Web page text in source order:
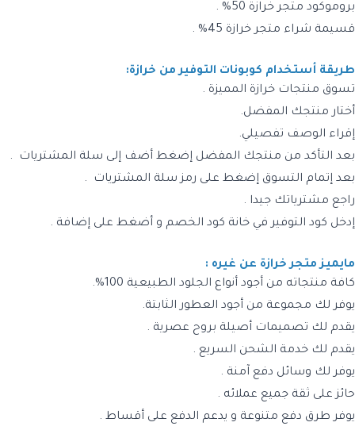
بروموكود متجر خرازة 50% .
قسيمة شراء متجر خرازة 45% .
طريقة أستخدام كوبونات التوفير من خرازة:
تسوق منتجات خرازة المميزة .
أختار منتجك المفضل.
إقراء الوصف تفصيلي.
بعد التأكد من منتجك المفضل إضغط أضف إلى سلة المشتريات .
بعد إتمام التسوق إضغط على رمز سلة المشتريات .
راجع مشترياتك جيدا .
إدخل كود التوفير في خانة كود الخصم و أضغط على إضافة .
مايميز متجر خرازة عن غيره :
كافة منتجاته من أجود أنواع الجلود الطبيعية 100%.
يوفر لك مجموعة من أجود العطور الثابتة.
يقدم لك تصميمات أصيلة بروح عصرية .
يقدم لك خدمة الشحن السريع .
يوفر لك وسائل دفع آمنة .
حائز على ثقة جميع عملائه .
يوفر طرق دفع متنوعة و يدعم الدفع على أقساط .